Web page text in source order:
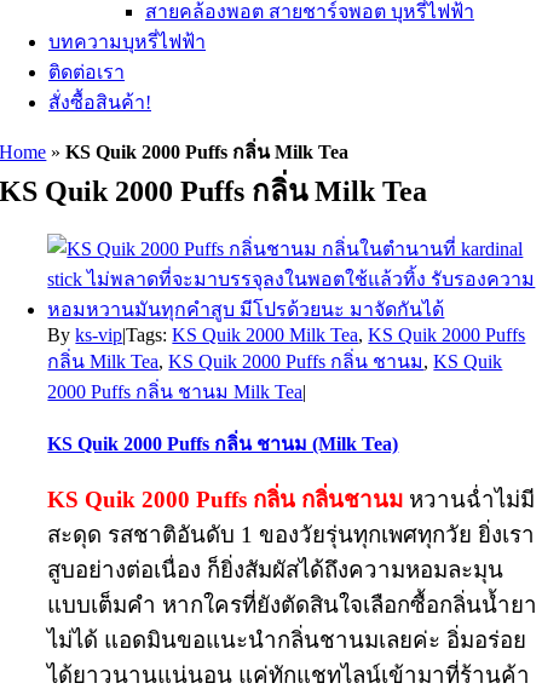
สายคล้องพอต สายชาร์จพอต บุหรี่ไฟฟ้า
บทความบุหรี่ไฟฟ้า
ติดต่อเรา
สั่งซื้อสินค้า!
Home »KS Quik 2000 Puffs กลิ่น Milk Tea
KS Quik 2000 Puffs กลิ่น Milk Tea
Byks-vip|Tags:KS Quik 2000 Milk Tea,KS Quik 2000 Puffs
กลิ่น Milk Tea,KS Quik 2000 Puffs กลิ่น ชานม,KS Quik
2000 Puffs กลิ่น ชานม Milk Tea|
KS Quik 2000 Puffs กลิ่น ชานม (Milk Tea)
KS Quik 2000 Puffs กลิ่น กลิ่นชานม หวานฉ่ำไม่มี
สะดุด รสชาติอันดับ 1 ของวัยรุ่นทุกเพศทุกวัย ยิ่งเรา
สูบอย่างต่อเนื่อง ก็ยิ่งสัมผัสได้ถึงความหอมละมุน
แบบเต็มคำ หากใครที่ยังตัดสินใจเลือกซื้อกลิ่นน้ำยา
ไม่ได้ แอดมินขอแนะนำกลิ่นชานมเลยค่ะ อิ่มอร่อย
ได้ยาวนานแน่นอน แค่ทักแชทไลน์เข้ามาที่ร้านค้า